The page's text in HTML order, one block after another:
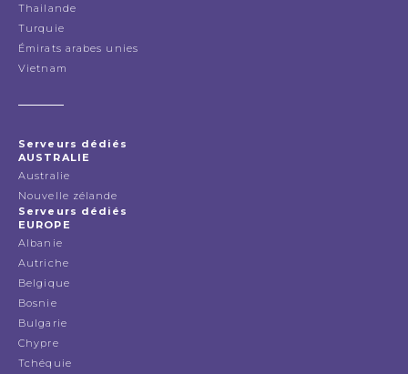
Thailande
Turquie
Émirats arabes unies
Vietnam
Serveurs dédiés
AUSTRALIE
Australie
Nouvelle zélande
Serveurs dédiés
EUROPE
Albanie
Autriche
Belgique
Bosnie
Bulgarie
Chypre
Tchéquie